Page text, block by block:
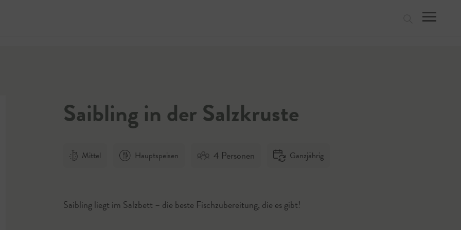
Saibling in der Salzkruste
Mittel Hauptspeisen 4 Personen Ganzjährig
Saibling liegt im Salzbett – die beste Fischzubereitung, die es gibt!